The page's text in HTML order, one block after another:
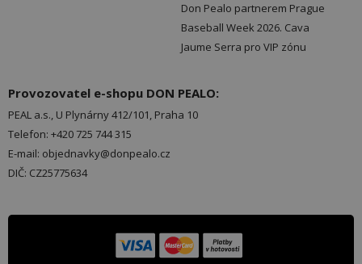
Don Pealo partnerem Prague
Baseball Week 2026. Cava
Jaume Serra pro VIP zónu
Provozovatel e-shopu DON PEALO:
PEAL a.s., U Plynárny 412/101, Praha 10
Telefon: +420 725 744 315
E-mail: objednavky@donpealo.cz
DIČ: CZ25775634